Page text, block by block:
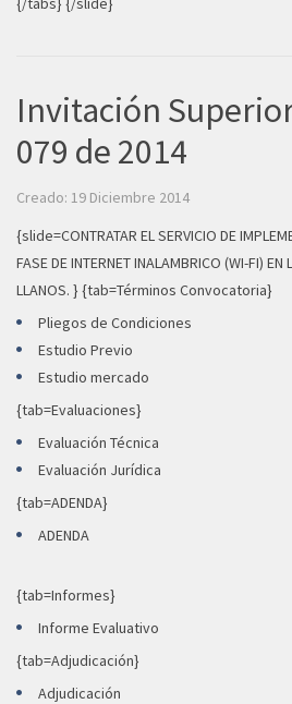
Invitación
079 de 2014
Creado: 19 Diciembre 2014
{slide=CONTRATAR EL SERVICIO DE
FASE DE INTERNET INALAMBRICO (WI-FI) EN
LLANOS. } {tab=Términos Convocatoria}
Pliegos de Condiciones
Estudio Previo
Estudio mercado
{tab=Evaluaciones}
Evaluación Técnica
Evaluación Jurídica
{tab=ADENDA}
ADENDA
{tab=Informes}
Informe Evaluativo
{tab=Adjudicación}
Adjudicación